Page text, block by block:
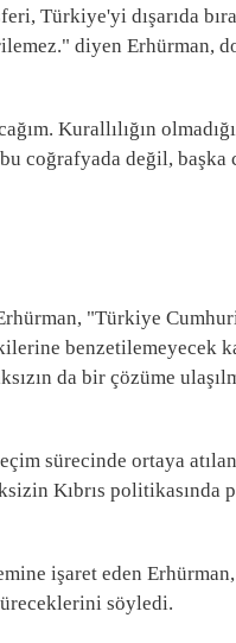
Türkiye'yi dışarıda
diyen Erhürman,
Kurallılığın
coğrafyada değil,
"Türkiye
benzetilemeyecek
da bir çözüme
sürecinde ortaya
Kıbrıs politikasında
işaret eden Erhürman,
söyledi.